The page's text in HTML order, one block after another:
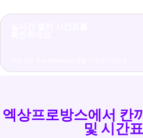
엑상프로방스에서 칸
및 시간표